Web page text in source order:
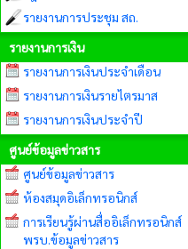
รายงานการประชุม สถ.
รายงานการเงิน
รายงานการเงินประจำเดือน
รายงานการเงินรายไตรมาส
รายงานการเงินประจำปี
ศูนย์ข้อมูลข่าวสาร
ศูนย์ข้อมูลข่าวสาร
ห้องสมุดอิเล็กทรอนิกส์
การเรียนรู้ผ่านสื่ออิเล็กทรอนิกส์
พรบ.ข้อมูลข่าวสาร